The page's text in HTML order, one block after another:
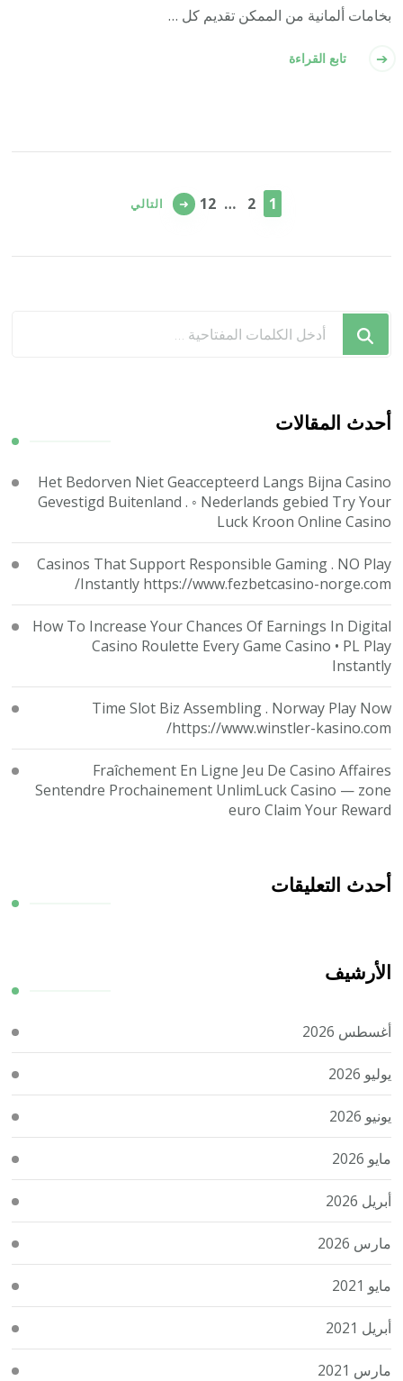
بخامات ألمانية من الممكن تقديم كل …
تابع القراءة
صفحة
1 صفحة
2
… صفحة
12 التالي
هل
تبحث
ما؟
أحدث المقالات
Het Bedorven Niet Geaccepteerd Langs Bijna Casino
Gevestigd Buitenland . ◦ Nederlands gebied Try Your
Luck Kroon Online Casino
Casinos That Support Responsible Gaming . NO Play
Instantly https://www.fezbetcasino-norge.com/
How To Increase Your Chances Of Earnings In Digital
Casino Roulette Every Game Casino • PL Play
Instantly
Time Slot Biz Assembling . Norway Play Now
https://www.winstler-kasino.com/
Fraîchement En Ligne Jeu De Casino Affaires
Sentendre Prochainement UnlimLuck Casino — zone
euro Claim Your Reward
أحدث التعليقات
الأرشيف
أغسطس 2026
يوليو 2026
يونيو 2026
مايو 2026
أبريل 2026
مارس 2026
مايو 2021
أبريل 2021
مارس 2021